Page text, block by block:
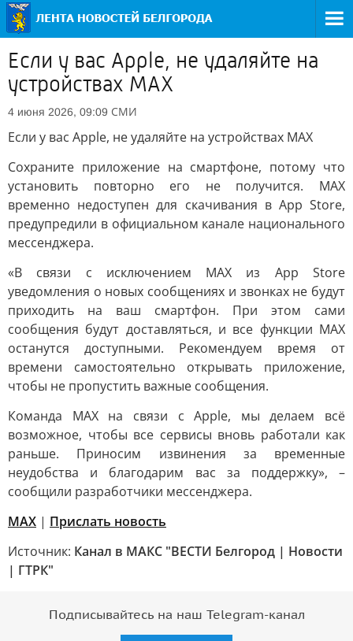
Если у вас Apple, не удаляйте на
устройствах MAX
4 июня 2026, 09:09 СМИ
Если у вас Apple, не удаляйте на устройствах MAX
Сохраните приложение на смартфоне, потому что
установить повторно его не получится. МАХ
временно недоступен для скачивания в App Store,
предупредили в официальном канале национального
мессенджера.
«В связи с исключением МАХ из App Store
уведомления о новых сообщениях и звонках не будут
приходить на ваш смартфон. При этом сами
сообщения будут доставляться, и все функции МАХ
останутся доступными. Рекомендуем время от
времени самостоятельно открывать приложение,
чтобы не пропустить важные сообщения.
Команда МАХ на связи с Apple, мы делаем всё
возможное, чтобы все сервисы вновь работали как
раньше. Приносим извинения за временные
неудобства и благодарим вас за поддержку», –
сообщили разработчики мессенджера.
MAX | Прислать новость
Источник: Канал в МАКС "ВЕСТИ Белгород | Новости
| ГТРК"
Подписывайтесь на наш Telegram-канал